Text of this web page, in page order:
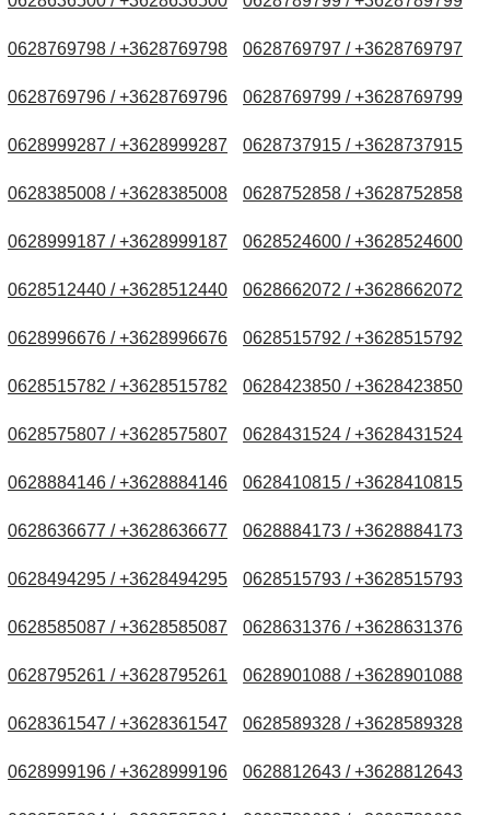
0628769798 / +3628769798 0628769797 / +3628769797
0628769796 / +3628769796 0628769799 / +3628769799
0628999287 / +3628999287 0628737915 / +3628737915
0628385008 / +3628385008 0628752858 / +3628752858
0628999187 / +3628999187 0628524600 / +3628524600
0628512440 / +3628512440 0628662072 / +3628662072
0628996676 / +3628996676 0628515792 / +3628515792
0628515782 / +3628515782 0628423850 / +3628423850
0628575807 / +3628575807 0628431524 / +3628431524
0628884146 / +3628884146 0628410815 / +3628410815
0628636677 / +3628636677 0628884173 / +3628884173
0628494295 / +3628494295 0628515793 / +3628515793
0628585087 / +3628585087 0628631376 / +3628631376
0628795261 / +3628795261 0628901088 / +3628901088
0628361547 / +3628361547 0628589328 / +3628589328
0628999196 / +3628999196 0628812643 / +3628812643